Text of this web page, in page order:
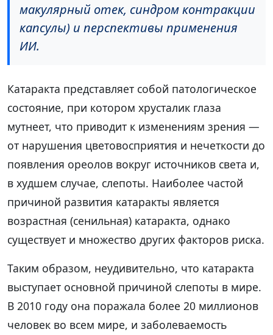
макулярный отек, синдром контракции
капсулы) и перспективы применения
ИИ.
Катаракта представляет собой патологическое
состояние, при котором хрусталик глаза
мутнеет, что приводит к изменениям зрения —
от нарушения цветовосприятия и нечеткости до
появления ореолов вокруг источников света и,
в худшем случае, слепоты. Наиболее частой
причиной развития катаракты является
возрастная (сенильная) катаракта, однако
существует и множество других факторов риска.
Таким образом, неудивительно, что катаракта
выступает основной причиной слепоты в мире.
В 2010 году она поражала более 20 миллионов
человек во всем мире, и заболеваемость